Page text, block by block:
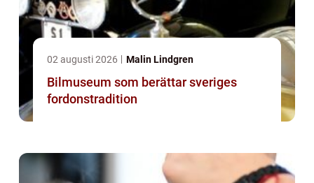
02 augusti 2026 Malin Lindgren
Bilmuseum som berättar sveriges
fordonstradition